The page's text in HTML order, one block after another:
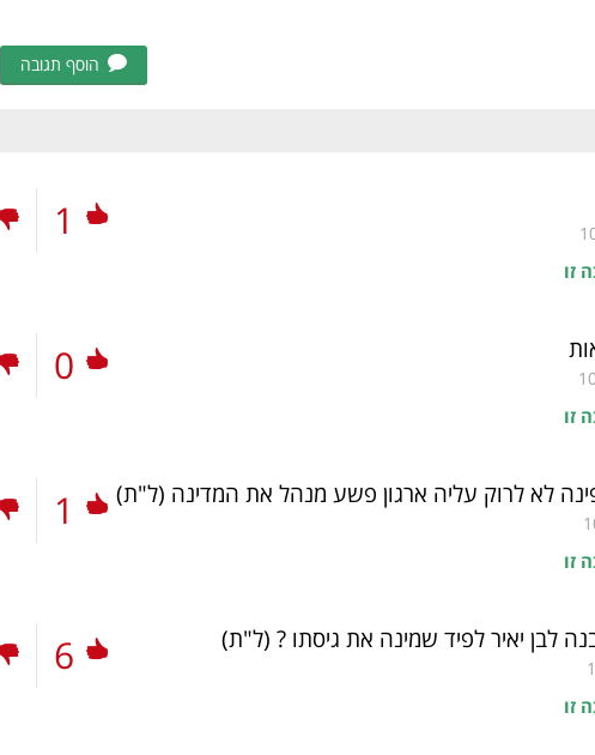
הוסף תגובה
זו
1
זו
0
לא לרוק עליה ארגון פשע מנהל את המדינה (ל"ת)
זו
1
לבן יאיר לפיד שמינה את גיסתו ? (ל"ת)
זו
6